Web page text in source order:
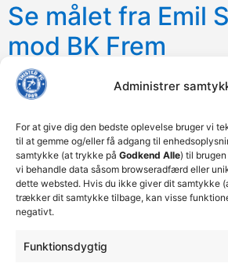
Administrer
For at give dig den bedste oplevelse bruger vi
til at gemme og/eller få adgang til
samtykke (at trykke på Godkend Alle) til
vi behandle data såsom browseradfærd eller
dette websted. Hvis du ikke giver dit samtykke
trækker dit samtykke tilbage, kan visse
negativt.
Funktionsdygtig
Se målet fra Emil
mod BK Frem
Seedorff: Vi
situationen fra
Billeder HIK –
Se målene fra 0-2